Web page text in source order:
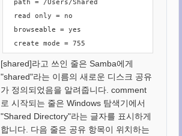
  create mode = 755
[shared]라고 쓰인 줄은 Samba에게
"shared"라는 이름의 새로운 디스크 공유
가 정의되었음을 알려줍니다. comment
로 시작되는 줄은 Windows 탐색기에서
"Shared Directory"라는 글자를 표시하게
합니다. 다음 줄은 공유 항목이 위치하는